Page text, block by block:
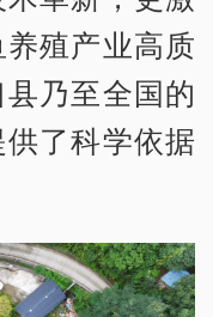
殖产业高质
乃至全国的
了科学依据